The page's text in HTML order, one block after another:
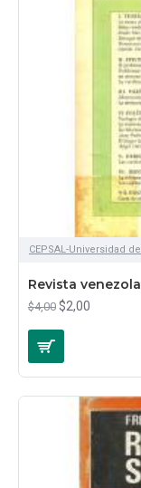
CEPSAL-Universidad
Revista
$4,00 $2,00